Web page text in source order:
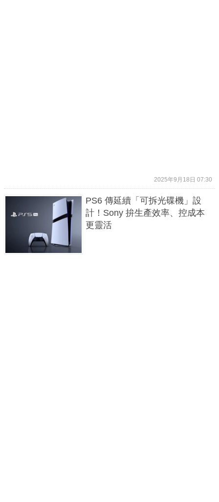
2025年9月18日 07:30
PS6 傳延續「可拆光碟機」設
計！Sony 拚生產效率、控成本
更靈活